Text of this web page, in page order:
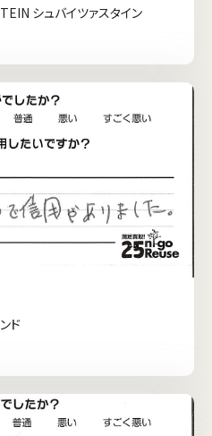
シュバイツァスタイン
ド